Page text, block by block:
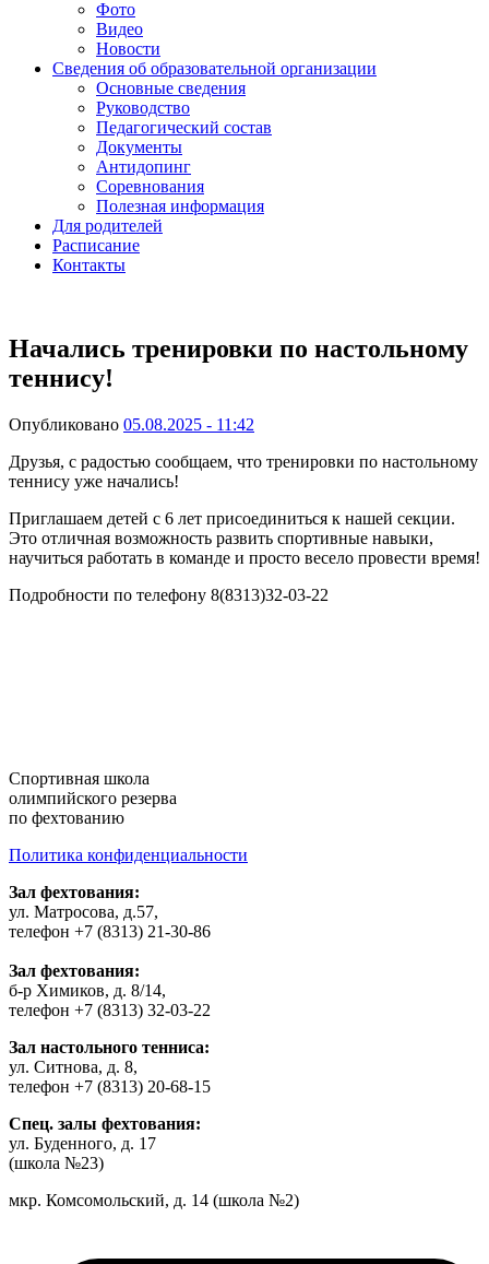
Фото
Видео
Новости
Сведения об образовательной организации
Основные сведения
Руководство
Педагогический состав
Документы
Антидопинг
Соревнования
Полезная информация
Для родителей
Расписание
Контакты
Начались тренировки по настольному
теннису!
Опубликовано 05.08.2025 - 11:42
Друзья, с радостью сообщаем, что тренировки по настольному
теннису уже начались!
Приглашаем детей с 6 лет присоединиться к нашей секции.
Это отличная возможность развить спортивные навыки,
научиться работать в команде и просто весело провести время!
Подробности по телефону 8(8313)32-03-22
Cпортивная школа
олимпийского резерва
по фехтованию
Политика конфиденциальности
Зал фехтования:
ул. Матросова, д.57,
телефон +7 (8313) 21-30-86
Зал фехтования:
б-р Химиков, д. 8/14,
телефон +7 (8313) 32-03-22
Зал настольного тенниса:
ул. Ситнова, д. 8,
телефон +7 (8313) 20-68-15
Спец. залы фехтования:
ул. Буденного, д. 17
(школа №23)
мкр. Комсомольский, д. 14 (школа №2)